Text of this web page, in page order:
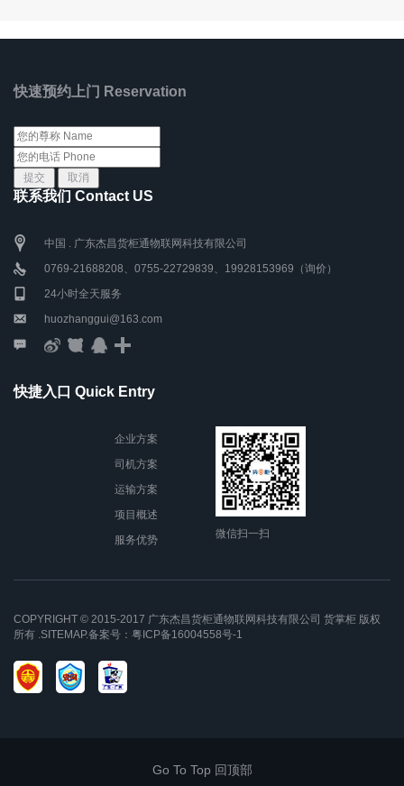
快速预约上门 Reservation
联系我们 Contact US
中国 . 广东杰昌货柜通物联网科技有限公司
0769-21688208、0755-22729839、19928153969（询价）
24小时全天服务
huozhanggui@163.com
快捷入口 Quick Entry
企业方案
司机方案
运输方案
项目概述
服务优势
微信扫一扫
COPYRIGHT © 2015-2017 广东杰昌货柜通物联网科技有限公司 货掌柜 版权
所有 .SITEMAP.备案号： 粤ICP备16004558号-1
Go To Top 回顶部